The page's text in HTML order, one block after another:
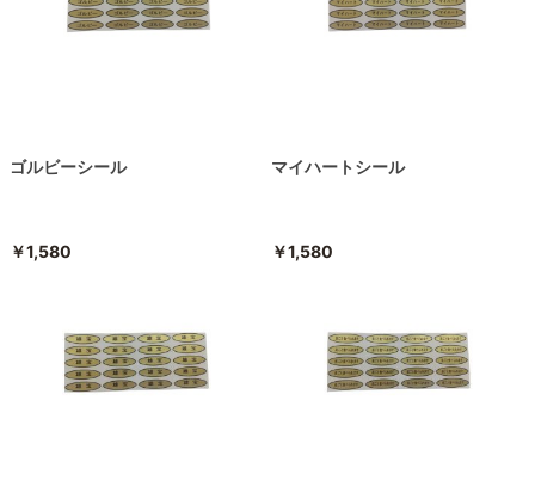
ゴルビーシール
￥1,580
マイハートシール
￥1,580